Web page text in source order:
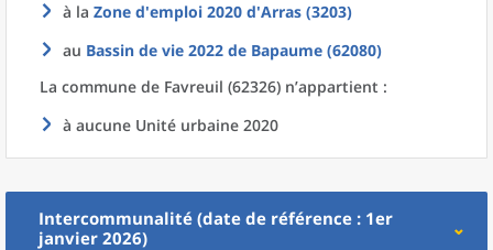
à la Zone d'emploi 2020 d'Arras (3203)
au Bassin de vie 2022 de Bapaume (62080)
La commune de Favreuil (62326) n’appartient :
à aucune Unité urbaine 2020
Intercommunalité (date de référence : 1er
janvier 2026)